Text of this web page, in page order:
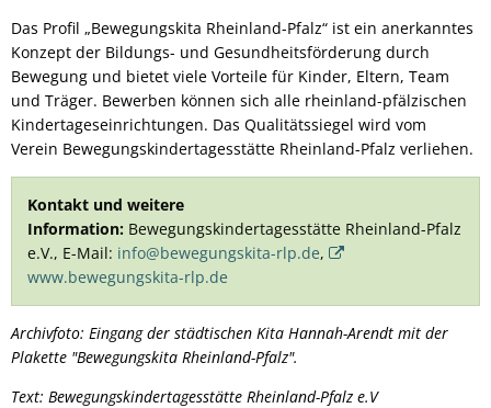
Das Profil „Bewegungskita Rheinland-Pfalz“ ist ein anerkanntes
Konzept der Bildungs- und Gesundheitsförderung durch
Bewegung und bietet viele Vorteile für Kinder, Eltern, Team
und Träger. Bewerben können sich alle rheinland-pfälzischen
Kindertageseinrichtungen. Das Qualitätssiegel wird vom
Verein Bewegungskindertagesstätte Rheinland-Pfalz verliehen.
Kontakt und weitere
Information: Bewegungskindertagesstätte Rheinland-Pfalz
e.V., E-Mail: info@bewegungskita-rlp.de,
www.bewegungskita-rlp.de
Archivfoto: Eingang der städtischen Kita Hannah-Arendt mit der
Plakette "Bewegungskita Rheinland-Pfalz".
Text: Bewegungskindertagesstätte Rheinland-Pfalz e.V